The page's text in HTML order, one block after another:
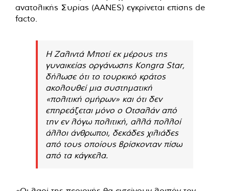
ανατολικής Συρίας (AANES) εγκρίνεται επίσης de
facto.
Η Ζαλιντά Μποτί εκ μέρους της
γυναικείας οργάνωσης Kongra Star,
δήλωσε ότι το τουρκικό κράτος
ακολουθεί μια συστηματική
«πολιτική ομήρων» και ότι δεν
επηρεάζεται μόνο ο Οτσαλάν από
την εν λόγω πολιτική, αλλά πολλοί
άλλοι άνθρωποι, δεκάδες χιλιάδες
από τους οποίους βρίσκονταν πίσω
από τα κάγκελα.